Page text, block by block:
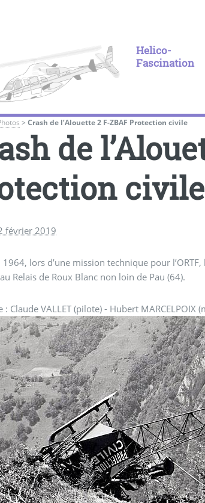
Helico-
Fascination
>Crash de l’Alouette 2 F-ZBAF Protection civile
de
civile
février 2019
lors d’une mission technique pour
au Relais de Roux Blanc non loin de Pau (64).
: Claude VALLET (pilote) - Hubert MARCELPOIX